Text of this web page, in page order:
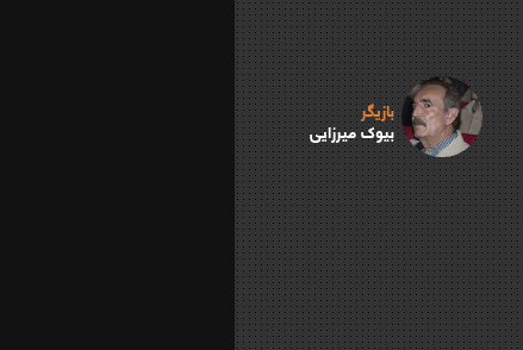
بازیگر
بیوک میرزایی